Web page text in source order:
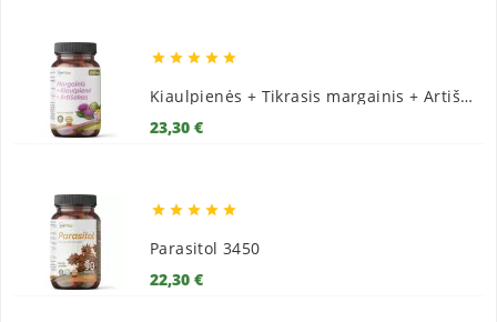
    
Kiaulpienės + Tikrasis margainis + Artišokai
23,30 €Kaina
    
Parasitol 3450
22,30 €Kaina